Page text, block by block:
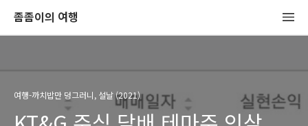
좀좀이의 여행
여행-까치밥만 덩그러니, 설날 (2021)